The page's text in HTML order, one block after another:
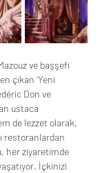
ve başşefi
çıkan ‘Yeni
Don ve
ustaca
de lezzet olarak,
restoranlardan
her ziyaretimde
İçkinizi